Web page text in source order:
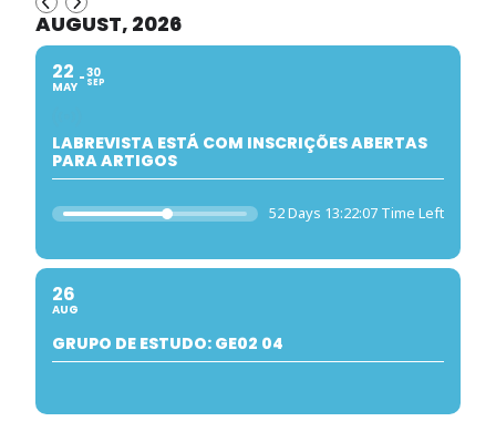
AUGUST, 2026
22
MAY
30
SEP
LABREVISTA ESTÁ COM INSCRIÇÕES ABERTAS
PARA ARTIGOS
52 Days 13:22:07 Time Left
26
AUG
GRUPO DE ESTUDO: GE02 04